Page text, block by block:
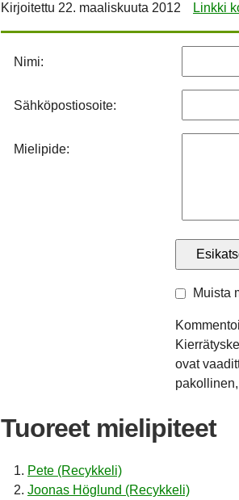
Kirjoitettu 22. maaliskuuta 2012 Linkki
Nimi:
Sähköpostiosoite:
Mielipide:
Muista
ovat
Tuoreet mielipiteet
Pete (Recykkeli)
Joonas Höglund (Recykkeli)